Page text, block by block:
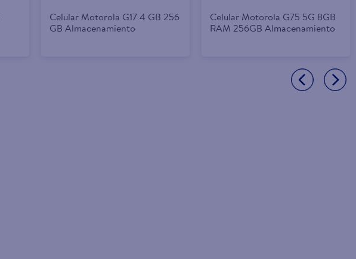
Celular Motorola G17 4 GB 256
GB Almacenamiento
Celular Motorola G75 5G 8GB
RAM 256GB Almacenamiento